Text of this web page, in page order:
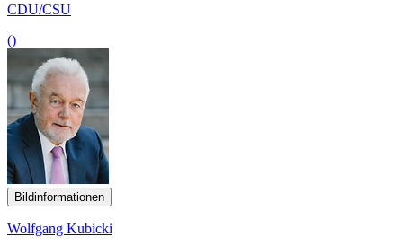
CDU/CSU
()
Bildinformationen
Wolfgang Kubicki